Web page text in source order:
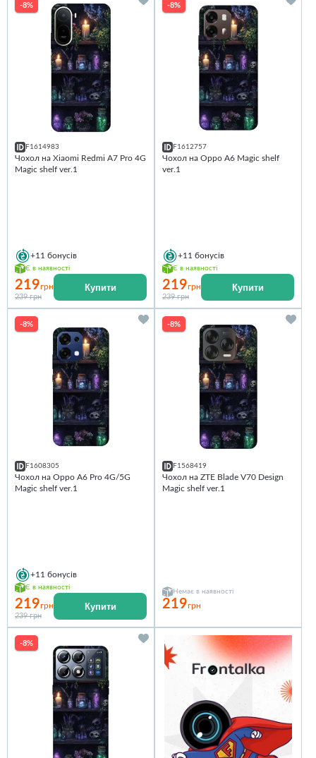
-8%
F1614983
Чохол на Xiaomi Redmi A7 Pro 4G
Magic shelf ver.1
+11 бонусів
Є в наявності
219грн
239 грн
Купити
-8%
F1612757
Чохол на Oppo A6 Magic shelf
ver.1
+11 бонусів
Є в наявності
219грн
239 грн
Купити
-8%
F1608305
Чохол на Oppo A6 Pro 4G/5G
Magic shelf ver.1
+11 бонусів
Є в наявності
219грн
239 грн
Купити
-8%
F1568419
Чохол на ZTE Blade V70 Design
Magic shelf ver.1
Немає в наявності
219грн
-8%